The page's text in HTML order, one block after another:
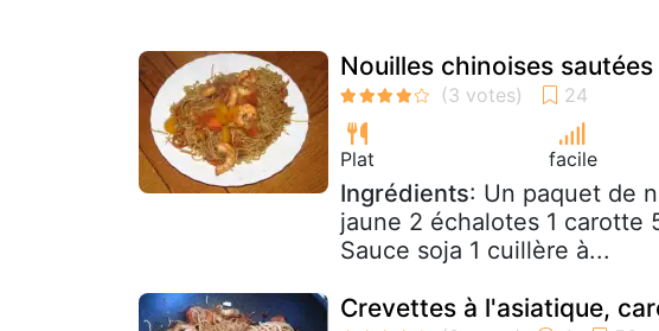
Nouilles chinoises sautées
Plat facile
Ingrédients: Un paquet de
jaune 2 échalotes 1
Sauce soja 1 cuillère à...
Crevettes à l'asiatique,